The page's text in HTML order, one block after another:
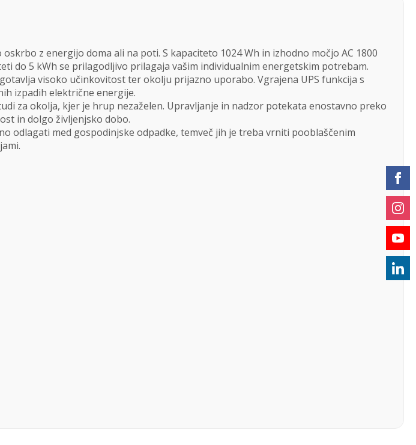
z energijo doma ali na poti. S kapaciteto 1024 Wh in izhodno močjo AC 1800
do 5 kWh se prilagodljivo prilagaja vašim individualnim energetskim potrebam.
visoko učinkovitost ter okolju prijazno uporabo. Vgrajena UPS funkcija s
izpadih električne energije.
za okolja, kjer je hrup nezaželen. Upravljanje in nadzor potekata enostavno preko
in dolgo življenjsko dobo.
odlagati med gospodinjske odpadke, temveč jih je treba vrniti pooblaščenim